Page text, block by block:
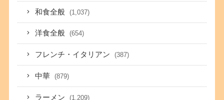
和食全般 (1,037)
洋食全般 (654)
フレンチ・イタリアン (387)
中華 (879)
ラーメン (1,209)